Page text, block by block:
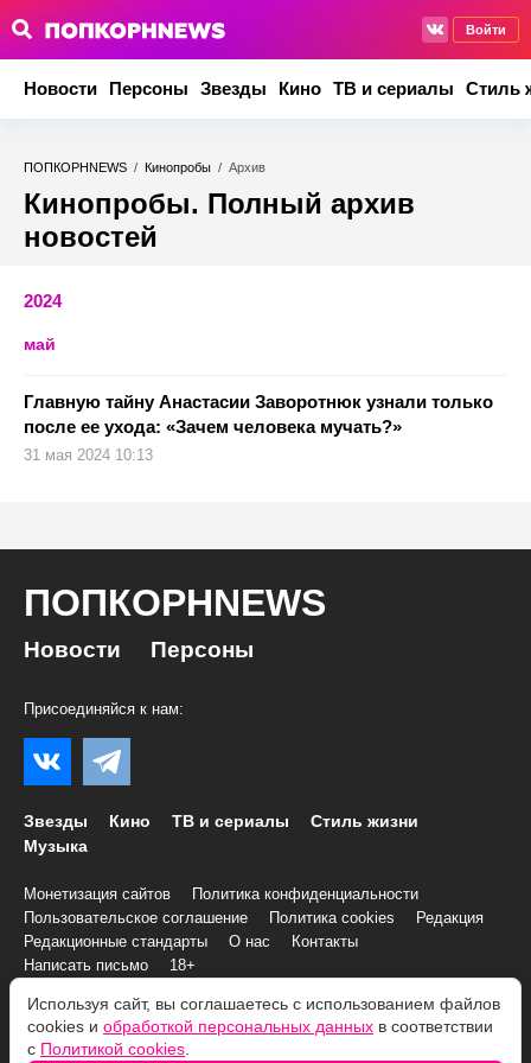
Войти
Новости Персоны Звезды Кино ТВ и сериалы Стиль
ПОПКОРНNEWS / Кинопробы / Архив
Кинопробы. Полный архив
новостей
2024
май
Главную тайну Анастасии Заворотнюк узнали только
после ее ухода: «Зачем человека мучать?»
31 мая 2024 10:13
ПОПКОРНNEWS
Новости Персоны
Присоединяйся к нам:
Звезды Кино ТВ и сериалы
Стиль жизни
Музыка
Монетизация сайтов
Политика конфиденциальности
Пользовательское соглашение
Политика cookies
Редакция
Редакционные стандарты
О нас
Контакты
Написать письмо
18+
© 2007–2026 Все права и материалы принадлежат
«ПОПКОРНNEWS»
Используя сайт, вы соглашаетесь с использованием файлов
cookies и обработкой персональных данных в соответствии
с Политикой cookies